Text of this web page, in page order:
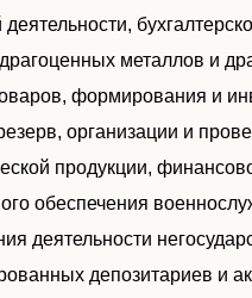
деятельности,
металлов и
формирования и
организации и
продукции,
обеспечения
деятельности
депозитариев и